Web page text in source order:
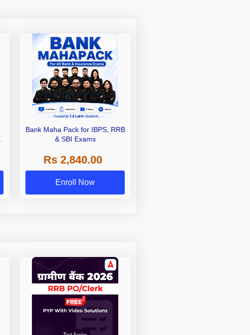
Bank Maha Pack for IBPS, RRB
& SBI Exams
Rs 2,840.00
Enroll Now